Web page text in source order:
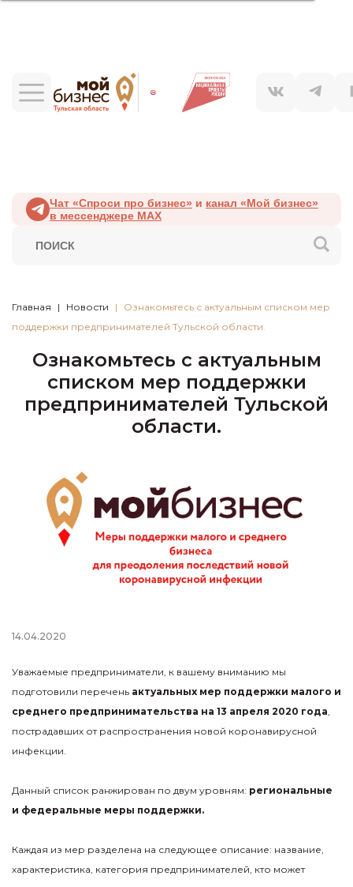
Чат «Спроси про бизнес» и канал «Мой бизнес»
в мессенджере MAX
Главная Новости
Ознакомьтесь с актуальным списком мер
поддержки предпринимателей Тульской области.
Ознакомьтесь с актуальным
списком мер поддержки
предпринимателей Тульской
области.
14.04.2020
Уважаемые предприниматели, к вашему вниманию мы
подготовили перечень актуальных мер поддержки малого и
среднего предпринимательства на 13 апреля 2020 года
пострадавших от распространения новой коронавирусной
инфекции.
Данный список ранжирован по двум уровням: региональные
и федеральные меры поддержки.
Каждая из мер разделена на следующее описание: название,
характеристика, категория предпринимателей, кто может